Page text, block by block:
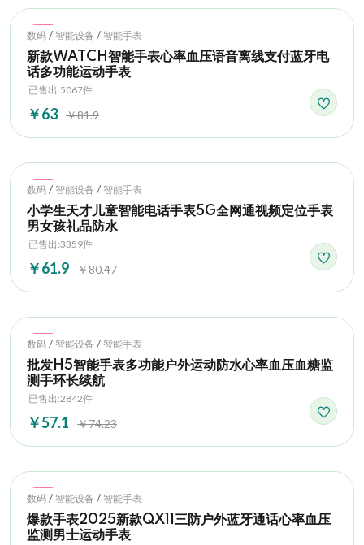
Hot
数码 / 智能设备 / 智能手表
新款WATCH智能手表心率血压语音离线支付蓝牙电
话多功能运动手表
已售出:5067件
￥63 ￥81.9
Hot
数码 / 智能设备 / 智能手表
小学生天才儿童智能电话手表5G全网通视频定位手表
男女孩礼品防水
已售出:3359件
￥61.9 ￥80.47
Hot
数码 / 智能设备 / 智能手表
批发H5智能手表多功能户外运动防水心率血压血糖监
测手环长续航
已售出:2842件
￥57.1 ￥74.23
Hot
数码 / 智能设备 / 智能手表
爆款手表2025新款QX11三防户外蓝牙通话心率血压
监测男士运动手表